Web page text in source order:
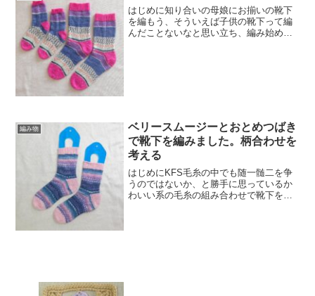
はじめに知り合いの母娘にお揃いの靴下
を編もう、そういえば子供の靴下って編
んだことないなと思い立ち、編み始めま
編み物
ベリースムージーとおとめつばき
で靴下を編みました。柄合わせを
考える
はじめにKFS毛糸の中でも随一髄二を争
うのではないか、と勝手に思っているか
わいい系の毛糸の組み合わせで靴下を編